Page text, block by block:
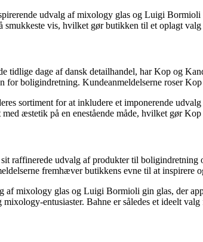
udvalg af mixology glas og Luigi
smukkeste vis, hvilket gør butikken til et oplagt
tidlige dage af dansk detailhandel, har Kop og
for boligindretning. Kundeanmeldelserne roser
sortiment for at inkludere et imponerende
æstetik på en enestående måde, hvilket gør
raffinerede udvalg af produkter til
fremhæver butikkens evne til at inspirere
af mixology glas og Luigi Bormioli gin glas, der
entusiaster. Bahne er således et ideelt